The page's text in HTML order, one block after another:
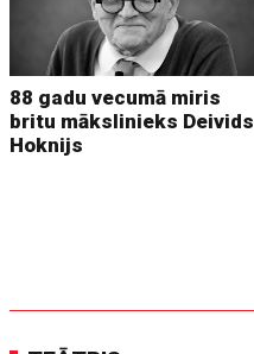
88 gadu vecumā miris
britu mākslinieks Deivids
Hoknijs